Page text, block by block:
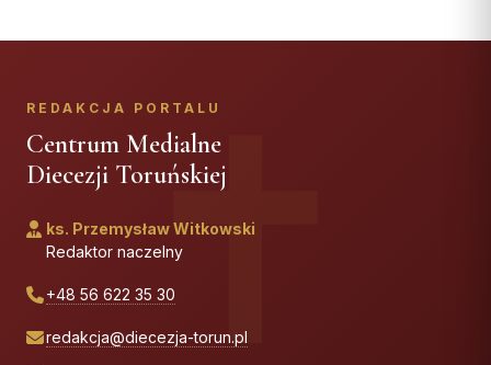
REDAKCJA PORTALU
Centrum Medialne
Diecezji Toruńskiej
ks. Przemysław Witkowski
Redaktor naczelny
+48 56 622 35 30
redakcja@diecezja-torun.pl